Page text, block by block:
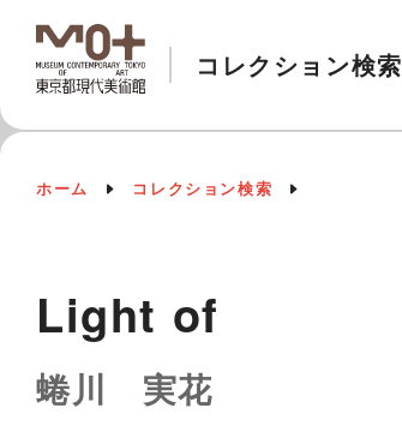
コレクション検索
ホーム コレクション検索
Light of
蜷川 実花